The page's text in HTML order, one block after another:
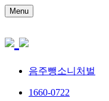
Menu
음주뺑소니처벌
1660-0722